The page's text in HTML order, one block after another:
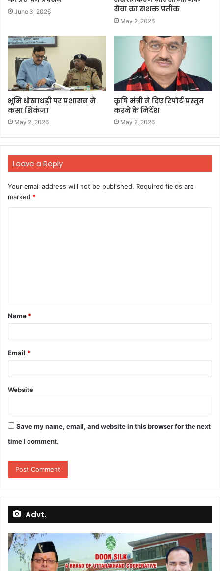
June 3, 2026
सेवा का सशक्त प्रतीक
May 2, 2026
भूमि धोखाधड़ी पर प्रशासन ने
कसा शिकंजा
May 2, 2026
कृषि मंत्री ने दिए रिपोर्ट प्रस्तुत
करने के निर्देश
May 2, 2026
Leave a Reply
Your email address will not be published. Required fields are
marked *
t
*
Name *
Email *
Website
Save my name, email, and website in this browser for the next
time I comment.
Advt.